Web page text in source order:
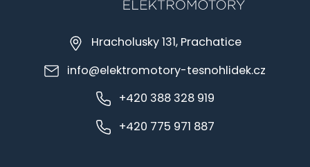
Hracholusky 131, Prachatice
info@elektromotory-tesnohlidek.cz
+420 388 328 919
+420 775 971 887